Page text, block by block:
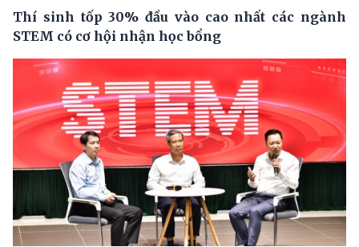
Thí sinh tốp 30% đầu vào cao nhất các ngành
STEM có cơ hội nhận học bổng